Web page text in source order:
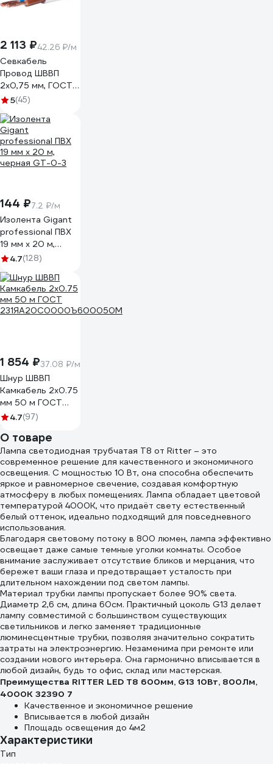
2 113 ₽42.26 ₽/м
Севкабель
Провод ШВВП
2х0,75 мм, ГОСТ,
50 м 05479
5(45)
144 ₽7.2 ₽/м
Изолента Gigant
professional ПВХ
19 мм х 20 м,
черная GT-0-3
4.7(128)
1 854 ₽37.08 ₽/м
Шнур ШВВП
Камкабель 2x0.75
мм 50 м ГОСТ
231ЯA20C0000Ъ600050М
4.7(97)
О товаре
Лампа светодиодная трубчатая T8 от Ritter – это
современное решение для качественного и экономичного
освещения. С мощностью 10 Вт, она способна обеспечить
яркое и равномерное свечение, создавая комфортную
атмосферу в любых помещениях. Лампа обладает цветовой
температурой 4000K, что придаёт свету естественный
белый оттенок, идеально подходящий для повседневного
использования.
Благодаря световому потоку в 800 люмен, лампа эффективно
освещает даже самые темные уголки комнаты. Особое
внимание заслуживает отсутствие бликов и мерцания, что
бережет ваши глаза и предотвращает усталость при
длительном нахождении под светом лампы.
Материал трубки лампы пропускает более 90% света.
Диаметр 2,6 см, длина 60см. Практичный цоколь G13 делает
лампу совместимой с большинством существующих
светильников и легко заменяет традиционные
люминесцентные трубки, позволяя значительно сократить
затраты на электроэнергию. Незаменима при ремонте или
создании нового интерьера. Она гармонично вписывается в
любой дизайн, будь то офис, склад или мастерская.
Преимущества RITTER LED T8 600мм, G13 10Вт, 800Лм,
4000К 32390 7
Качественное и экономичное решение
Вписывается в любой дизайн
Площадь освещения до 4м2
Характеристики
Тип